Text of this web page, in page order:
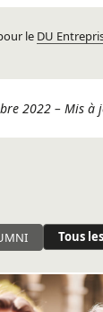
le DU
2022 – Mis à
Tous